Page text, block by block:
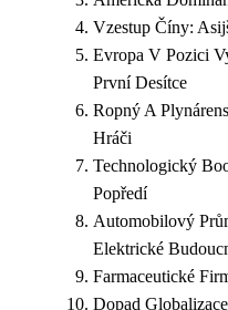
Vzestup Číny:
Evropa V Pozici
První Desítce
Ropný A
Hráči
Technologický
Popředí
Automobilový
Elektrické
Farmaceutické
Dopad